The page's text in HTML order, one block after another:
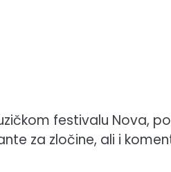
festivalu Nova,
za zločine, ali i